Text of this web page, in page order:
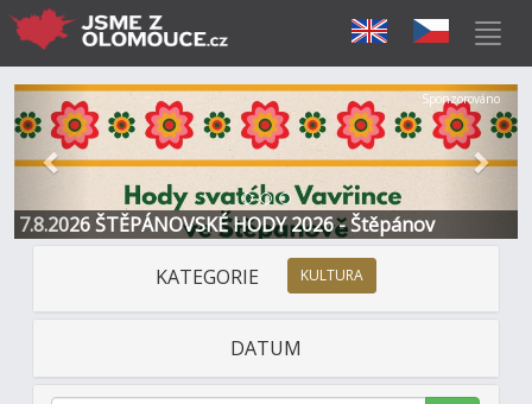
7.8.2026 ŠTĚPÁNOVSKÉ HODY 2026 - Štěpánov
Předchozí Další
Sponzorováno
KATEGORIE KULTURA
DATUM